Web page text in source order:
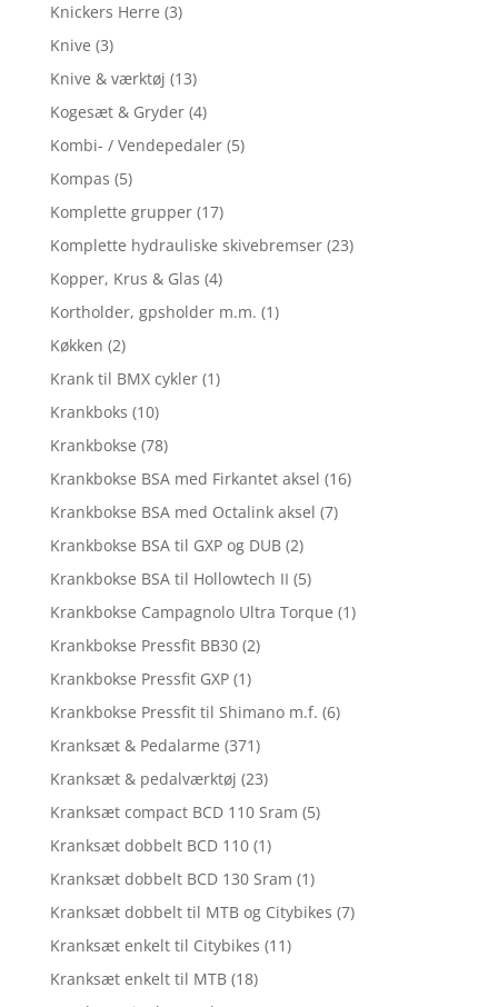
Knickers Herre (3)
Knive (3)
Knive & værktøj (13)
Kogesæt & Gryder (4)
Kombi- / Vendepedaler (5)
Kompas (5)
Komplette grupper (17)
Komplette hydrauliske skivebremser (23)
Kopper, Krus & Glas (4)
Kortholder, gpsholder m.m. (1)
Køkken (2)
Krank til BMX cykler (1)
Krankboks (10)
Krankbokse (78)
Krankbokse BSA med Firkantet aksel (16)
Krankbokse BSA med Octalink aksel (7)
Krankbokse BSA til GXP og DUB (2)
Krankbokse BSA til Hollowtech II (5)
Krankbokse Campagnolo Ultra Torque (1)
Krankbokse Pressfit BB30 (2)
Krankbokse Pressfit GXP (1)
Krankbokse Pressfit til Shimano m.f. (6)
Kranksæt & Pedalarme (371)
Kranksæt & pedalværktøj (23)
Kranksæt compact BCD 110 Sram (5)
Kranksæt dobbelt BCD 110 (1)
Kranksæt dobbelt BCD 130 Sram (1)
Kranksæt dobbelt til MTB og Citybikes (7)
Kranksæt enkelt til Citybikes (11)
Kranksæt enkelt til MTB (18)